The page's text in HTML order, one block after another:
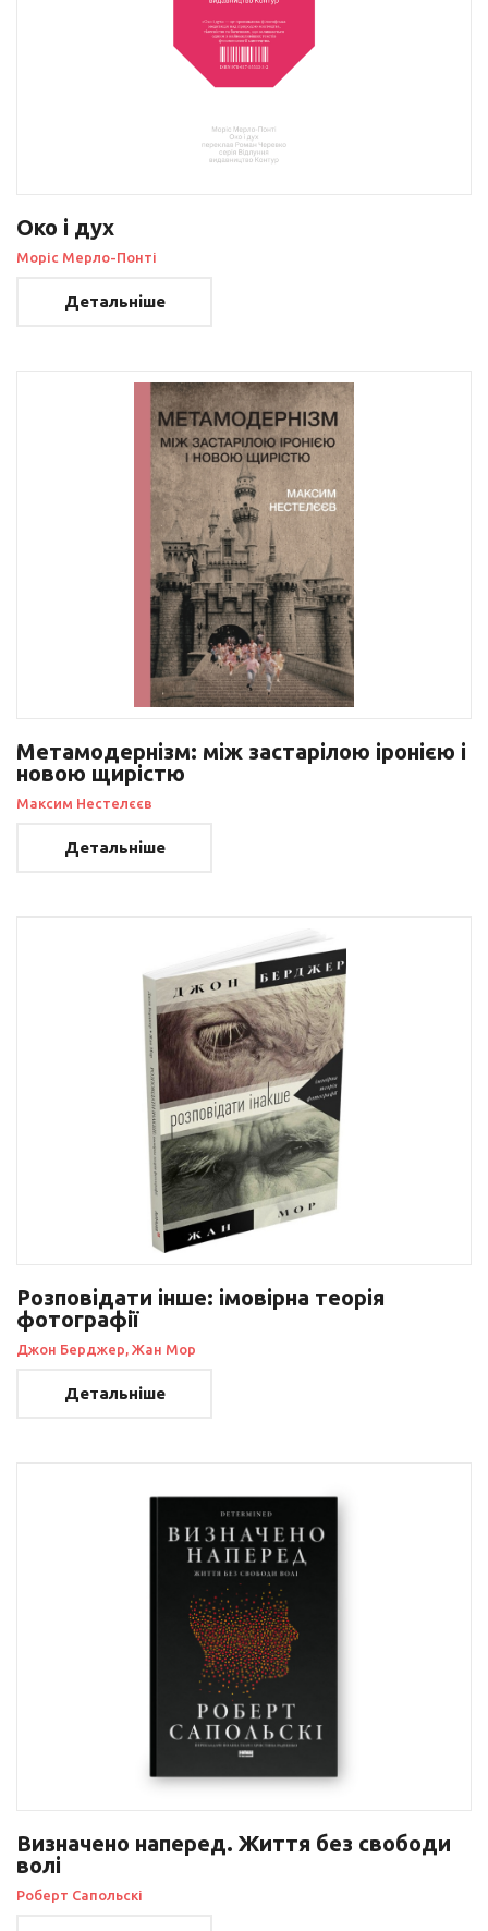
Око і дух
Моріс Мерло-Понті
Детальніше
Метамодернізм: між застарілою іронією і
новою щирістю
Максим Нестелєєв
Детальніше
Розповідати інше: імовірна теорія
фотографії
Джон Берджер, Жан Мор
Детальніше
Визначено наперед. Життя без свободи
волі
Роберт Сапольскі